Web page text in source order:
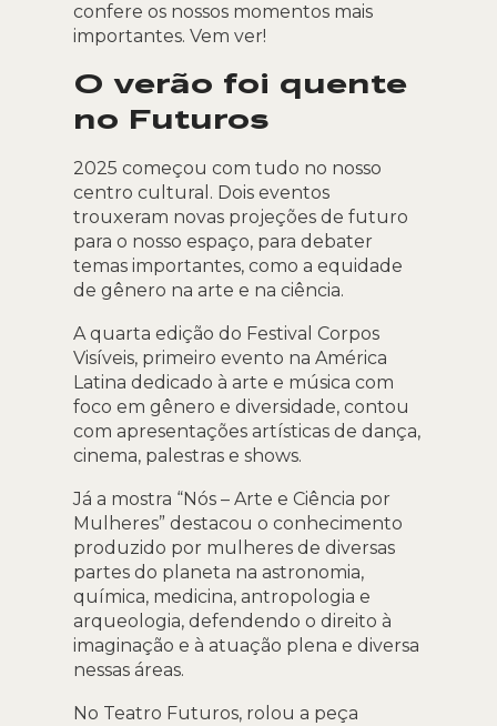
confere os nossos momentos mais
importantes. Vem ver!
O verão foi quente
no Futuros
2025 começou com tudo no nosso
centro cultural. Dois eventos
trouxeram novas projeções de futuro
para o nosso espaço, para debater
temas importantes, como a equidade
de gênero na arte e na ciência.
A quarta edição do Festival Corpos
Visíveis, primeiro evento na América
Latina dedicado à arte e música com
foco em gênero e diversidade, contou
com apresentações artísticas de dança,
cinema, palestras e shows.
Já a mostra “Nós – Arte e Ciência por
Mulheres” destacou o conhecimento
produzido por mulheres de diversas
partes do planeta na astronomia,
química, medicina, antropologia e
arqueologia, defendendo o direito à
imaginação e à atuação plena e diversa
nessas áreas.
No Teatro Futuros, rolou a peça